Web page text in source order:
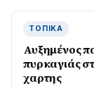
ΤΟΠΙΚΆ
Αυξημένος
πυρκαγιάς
χαρτης